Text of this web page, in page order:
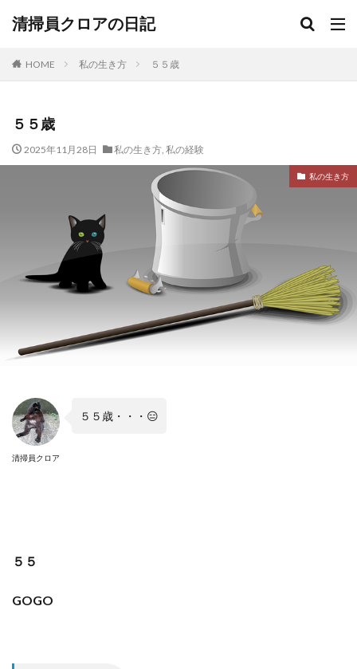
清掃員クロアの日記
HOME 私の生き方 ５５歳
５５歳
2025年11月28日 私の生き方, 私の経験
私の生き方
清掃員クロア
５５歳・・・😑
５５
GOGO